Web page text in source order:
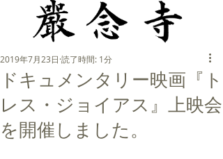
ドキュメンタリー映画『ト
レス・ジョイアス』上映会
を開催しました。
2019年7月23日 読了時間: 1分